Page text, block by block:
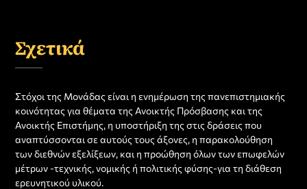
Σχετικά
Στόχοι της Μονάδας είναι η ενημέρωση της πανεπιστημιακής
κοινότητας για θέματα της Ανοικτής Πρόσβασης και της
Ανοικτής Επιστήμης, η υποστήριξη της στις δράσεις που
αναπτύσσονται σε αυτούς τους άξονες, η παρακολούθηση
των διεθνών εξελίξεων, και η προώθηση όλων των επωφελών
μέτρων -τεχνικής, νομικής ή πολιτικής φύσης-για τη διάθεση
ερευνητικού υλικού.